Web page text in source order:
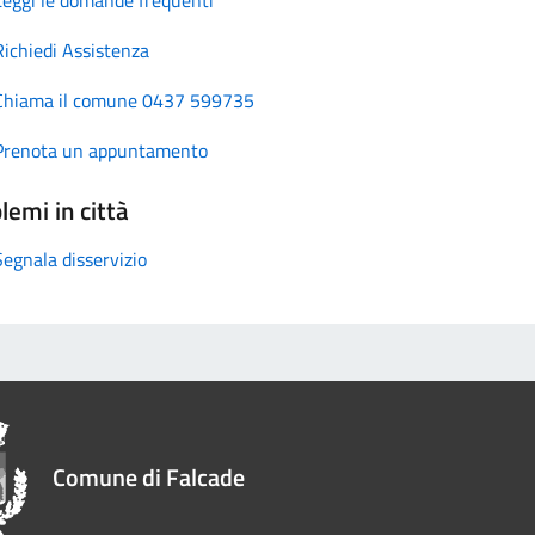
Assistenza
il comune 0437 599735
un appuntamento
in città
disservizio
Comune di Falcade